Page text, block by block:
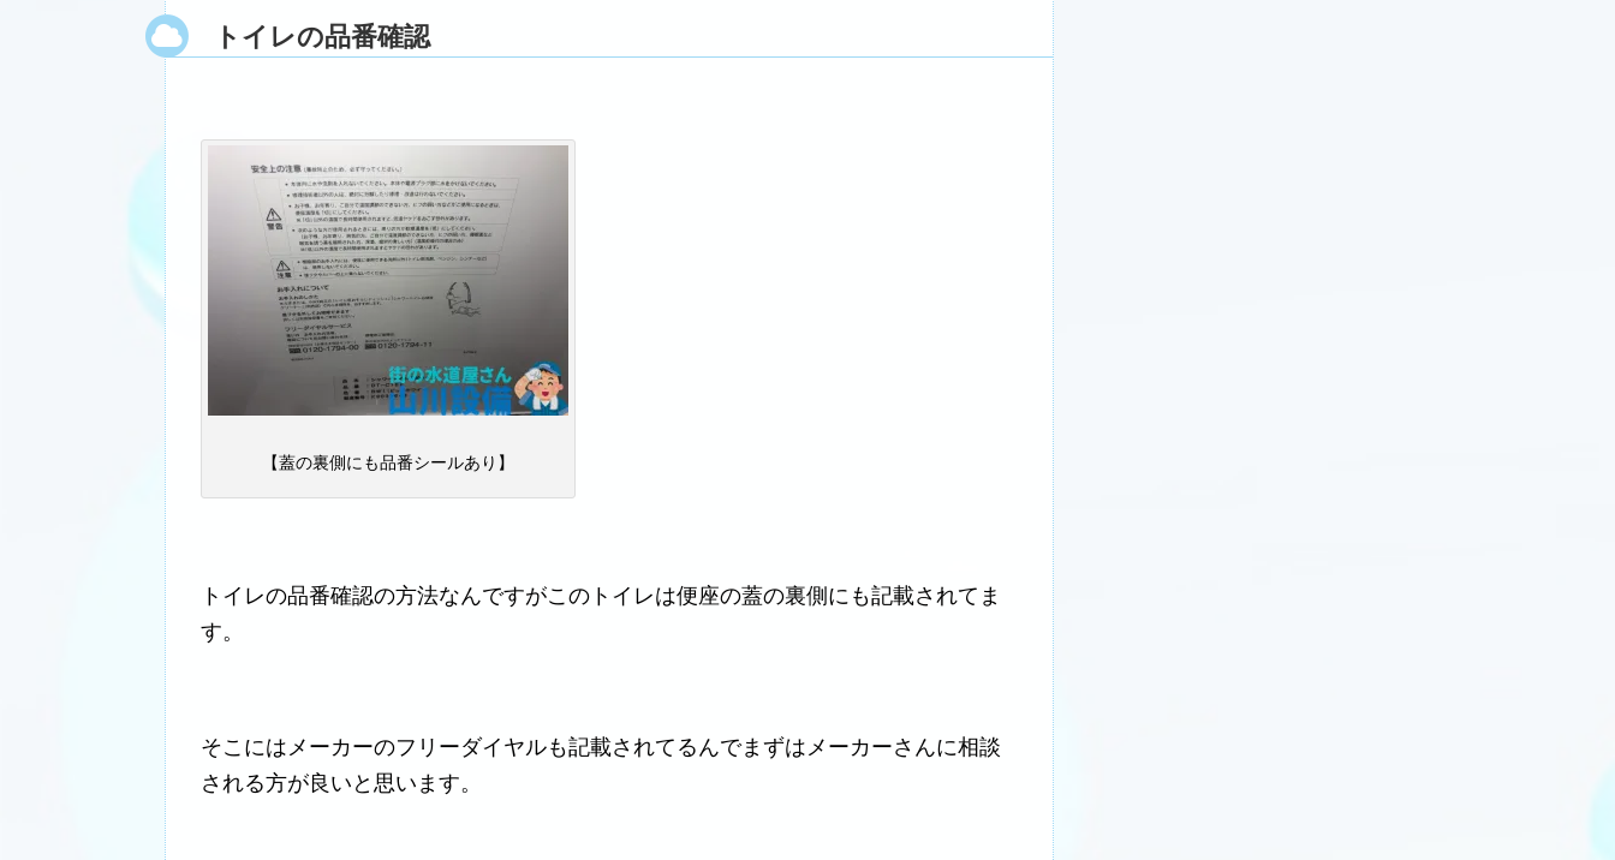
トイレの品番確認
【蓋の裏側にも品番シールあり】
トイレの品番確認の方法なんですがこのトイレは便座の蓋の裏側にも記載されてま
す。
そこにはメーカーのフリーダイヤルも記載されてるんでまずはメーカーさんに相談
される方が良いと思います。